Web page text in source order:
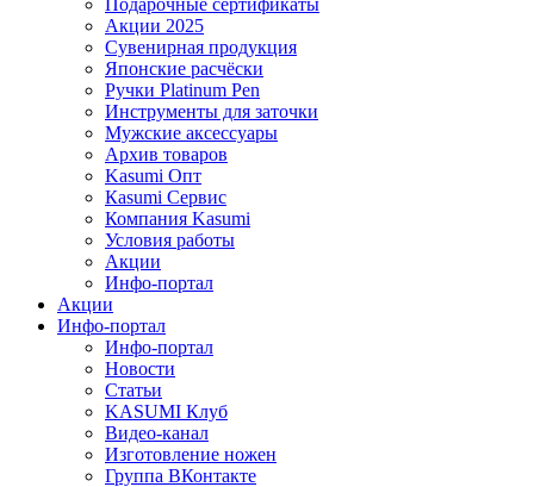
Акции 2025
Сувенирная продукция
Японские расчёски
Ручки Platinum Pen
Инструменты для заточки
Мужские аксессуары
Архив товаров
Kasumi Опт
Кasumi Сервис
Компания Kasumi
Условия работы
Акции
Инфо-портал
Акции
Инфо-портал
Инфо-портал
Новости
Статьи
KASUMI Клуб
Видео-канал
Изготовление ножен
Группа ВКонтакте